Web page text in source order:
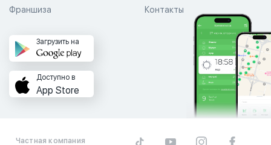
Контакты
Франшиза
Загрузить на
Доступно в
App Store
Частная компания